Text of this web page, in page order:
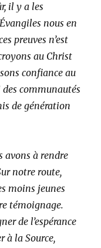
il y a les
nous en
preuves n’est
au Christ
confiance au
communautés
de génération
avons à rendre
notre route,
moins jeunes
témoignage.
de l’espérance
à la Source,